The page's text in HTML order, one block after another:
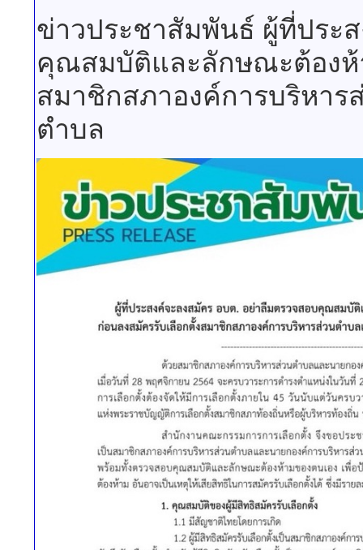
ข่าวประชาสัมพันธ์ ผู้ที่ประ
คุณสมบัติและลักษณะต้องห้
สมาชิกสภาองค์การบริหา
ตำบล